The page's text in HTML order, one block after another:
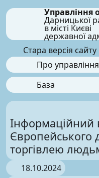
Управління
Дарницької
в місті Києві
державної
Стара версія сайту
Про управління
База
Інформаційний
Європейського
торгівлею
18.10.2024